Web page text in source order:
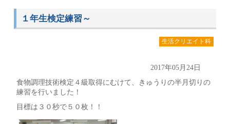
１年生検定練習～
生活クリエイト科
2017年05月24日
食物調理技術検定４級取得にむけて、きゅうりの半月切りの
練習を行いました！
目標は３０秒で５０枚！！